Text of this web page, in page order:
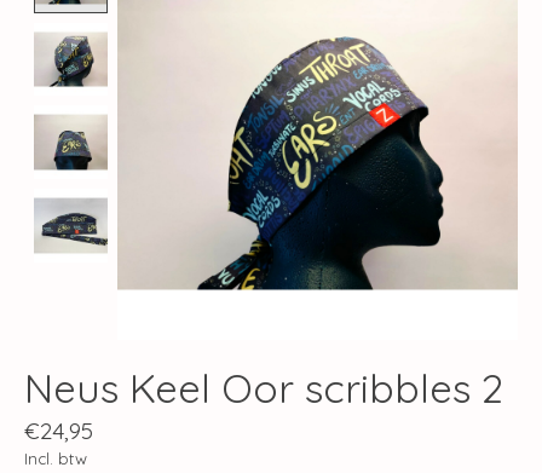
Neus Keel Oor scribbles 2
€24,95
Incl. btw